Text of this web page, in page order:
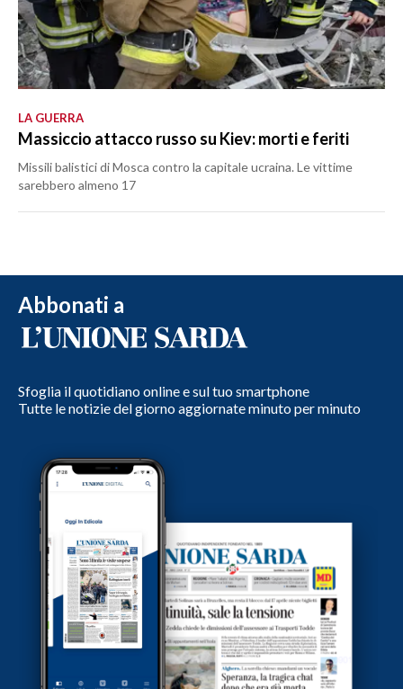
LA GUERRA
Massiccio attacco russo su Kiev: morti e feriti
Missili balistici di Mosca contro la capitale ucraina. Le vittime
sarebbero almeno 17
Abbonati a
Sfoglia il quotidiano online e sul tuo smartphone
Tutte le notizie del giorno aggiornate minuto per minuto